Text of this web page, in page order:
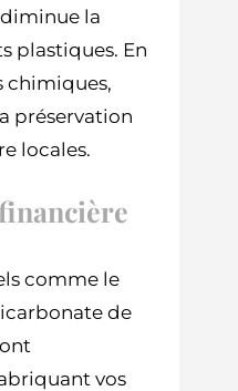
diminue la
plastiques. En
chimiques,
préservation
locales.
comme le
de
vos